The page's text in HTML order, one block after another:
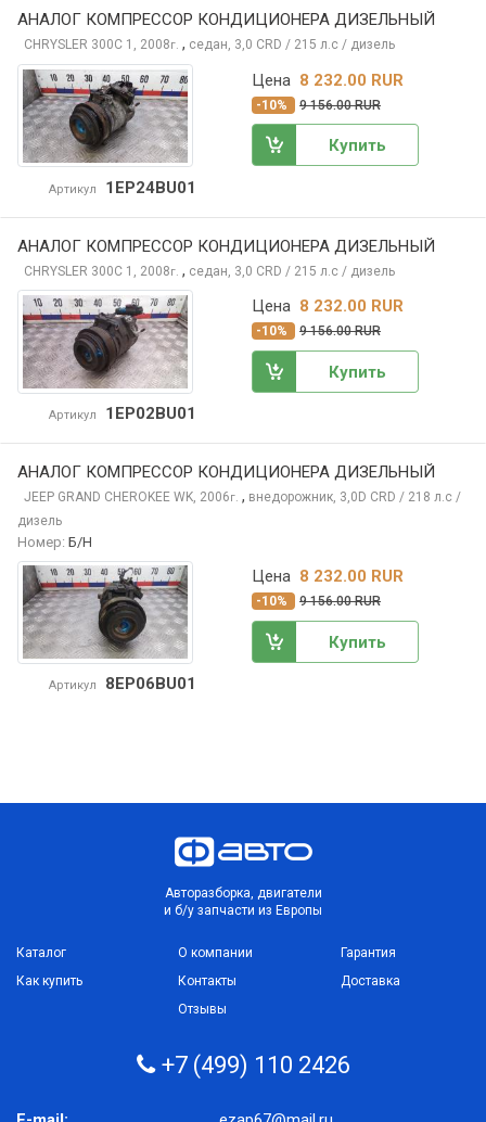
АНАЛОГ КОМПРЕССОР КОНДИЦИОНЕРА ДИЗЕЛЬНЫЙ
CHRYSLER 300C 1, 2008г. , седан, 3,0 CRD / 215 л.с / дизель
Артикул 1EP24BU01
Цена 8 232.00 RUR
-10% 9 156.00 RUR
Купить
АНАЛОГ КОМПРЕССОР КОНДИЦИОНЕРА ДИЗЕЛЬНЫЙ
CHRYSLER 300C 1, 2008г. , седан, 3,0 CRD / 215 л.с / дизель
Артикул 1EP02BU01
Цена 8 232.00 RUR
-10% 9 156.00 RUR
Купить
АНАЛОГ КОМПРЕССОР КОНДИЦИОНЕРА ДИЗЕЛЬНЫЙ
JEEP GRAND CHEROKEE WK, 2006г. , внедорожник, 3,0D CRD / 218 л.с /
дизель
Номер: Б/Н
Артикул 8EP06BU01
Цена 8 232.00 RUR
-10% 9 156.00 RUR
Купить
Авторазборка, двигатели
и б/у запчасти из Европы
Каталог
Как купить
О компании
Контакты
Отзывы
Гарантия
Доставка
+7 (499) 110 2426